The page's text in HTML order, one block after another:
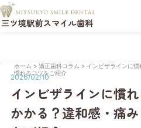
ホーム > 矯正歯科コラム > インビザラインに
慣れるコツをご紹介
2026/02/10
インビザラインに慣
かかる？違和感・痛